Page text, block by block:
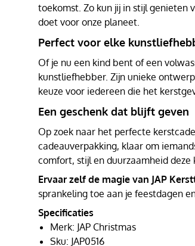
toekomst. Zo kun jij in stijl genieten
doet voor onze planeet.
Perfect voor elke
Of je nu een kind bent of een
kunstliefhebber. Zijn unieke
keuze voor iedereen die het
Een geschenk dat blijft geven
Op zoek naar het perfecte
cadeauverpakking, klaar om
comfort, stijl en duurzaamheid deze
Ervaar zelf de magie van JAP
sprankeling toe aan je feestdagen
Specificaties
Merk: JAP Christmas
Sku: JAP0516